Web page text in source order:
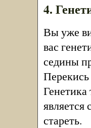
4.
Вы уже
вас
седины
Перекись
Генетика
стареть.